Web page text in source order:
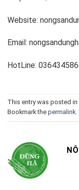
Website:
Email:
HotLine:
This entry was posted in
Bookmark the permalink.